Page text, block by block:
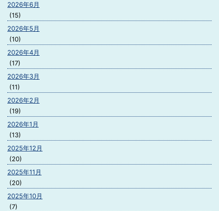
2026年6月
(15)
2026年5月
(10)
2026年4月
(17)
2026年3月
(11)
2026年2月
(19)
2026年1月
(13)
2025年12月
(20)
2025年11月
(20)
2025年10月
(7)